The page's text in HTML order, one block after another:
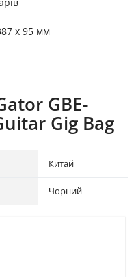
х 95 мм
GBE-
Gig Bag
Китай
Чорний